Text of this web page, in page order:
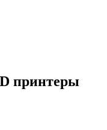
принтеры